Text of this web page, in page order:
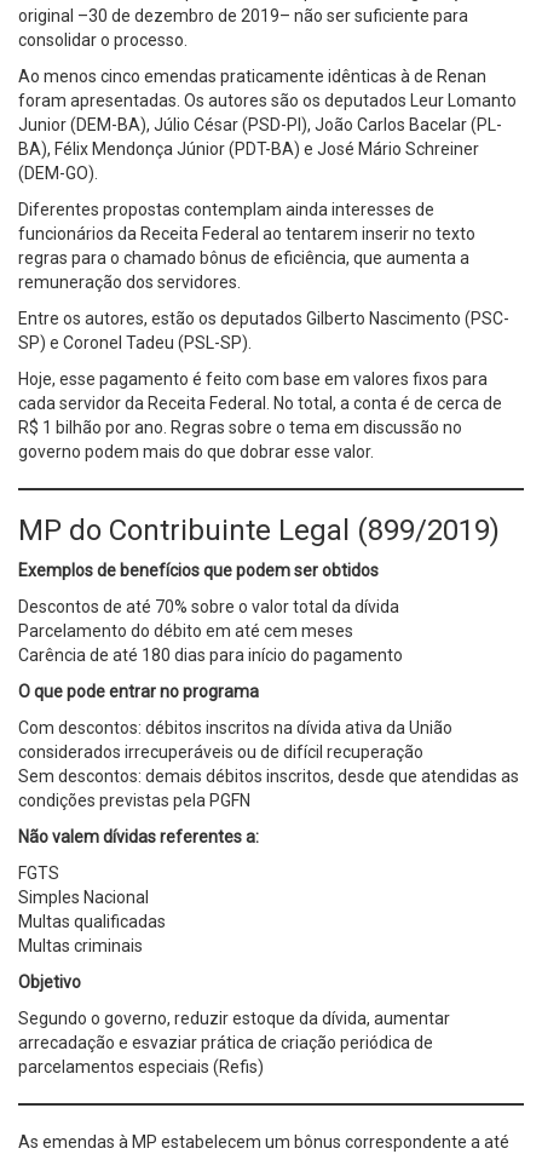
original –30 de dezembro de 2019– não ser suficiente para
consolidar o processo.
Ao menos cinco emendas praticamente idênticas à de Renan
foram apresentadas. Os autores são os deputados Leur Lomanto
Junior (DEM-BA), Júlio César (PSD-PI), João Carlos Bacelar (PL-
BA), Félix Mendonça Júnior (PDT-BA) e José Mário Schreiner
(DEM-GO).
Diferentes propostas contemplam ainda interesses de
funcionários da Receita Federal ao tentarem inserir no texto
regras para o chamado bônus de eficiência, que aumenta a
remuneração dos servidores.
Entre os autores, estão os deputados Gilberto Nascimento (PSC-
SP) e Coronel Tadeu (PSL-SP).
Hoje, esse pagamento é feito com base em valores fixos para
cada servidor da Receita Federal. No total, a conta é de cerca de
R$ 1 bilhão por ano. Regras sobre o tema em discussão no
governo podem mais do que dobrar esse valor.
MP do Contribuinte Legal (899/2019)
Exemplos de benefícios que podem ser obtidos
Descontos de até 70% sobre o valor total da dívida
Parcelamento do débito em até cem meses
Carência de até 180 dias para início do pagamento
O que pode entrar no programa
Com descontos: débitos inscritos na dívida ativa da União
considerados irrecuperáveis ou de difícil recuperação
Sem descontos: demais débitos inscritos, desde que atendidas as
condições previstas pela PGFN
Não valem dívidas referentes a:
FGTS
Simples Nacional
Multas qualificadas
Multas criminais
Objetivo
Segundo o governo, reduzir estoque da dívida, aumentar
arrecadação e esvaziar prática de criação periódica de
parcelamentos especiais (Refis)
As emendas à MP estabelecem um bônus correspondente a até